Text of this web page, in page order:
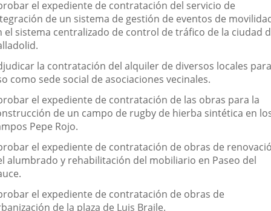
el expediente de contratación del servicio de
de un sistema de gestión de eventos de
el sistema centralizado de control de tráfico de la ciudad
la contratación del alquiler de diversos locales para
como sede social de asociaciones vecinales.
el expediente de contratación de las obras para la
de un campo de rugby de hierba sintética en
Pepe Rojo.
el expediente de contratación de obras de
alumbrado y rehabilitación del mobiliario en Paseo del
el expediente de contratación de obras de
de la plaza de Luis Braile.